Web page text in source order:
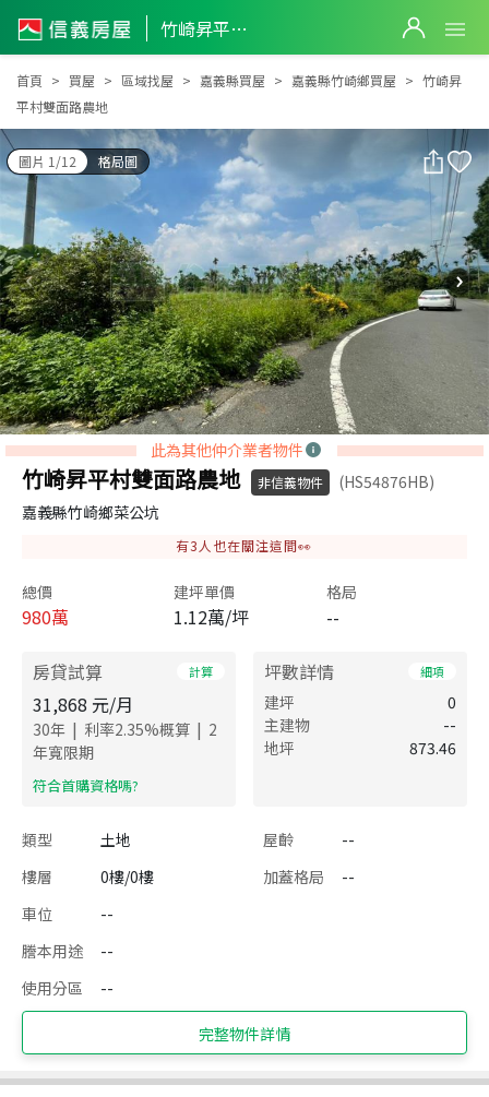
竹崎昇平村雙面路農地
竹崎昇平村雙面路農地
首頁 買屋 區域找屋 嘉義縣買屋 嘉義縣竹崎鄉買屋
竹崎昇
平村雙面路農地
圖片 1/12 格局圖
此為其他仲介業者物件
竹崎昇平村雙面路農地 非信義物件
(HS54876HB)
嘉義縣竹崎鄉菜公坑
有3 人也在關注這間👀
總價
980萬
建坪單價
1.12萬/坪
格局
--
房貸試算 計算
31,868 元/月
30年 | 利率2.35%概算 | 2
年寬限期
​符合首購資格嗎?
坪數詳情 細項
建坪
0
主建物
--
地坪
873.46
類型 土地 屋齡
--
樓層
0樓/0樓 加蓋格局
--
車位
--
謄本用途
--
使用分區
--
完整物件詳情